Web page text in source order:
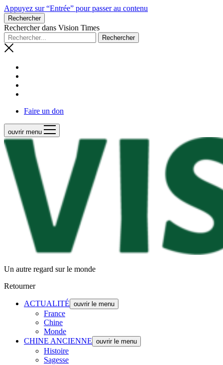
Appuyez sur “Entrée” pour passer au contenu
Rechercher
Rechercher dans Vision Times
Faire un don
ouvrir menu
Un autre regard sur le monde
Retourner
ACTUALITÉ ouvrir le menu
France
Chine
Monde
CHINE ANCIENNE ouvrir le menu
Histoire
Sagesse